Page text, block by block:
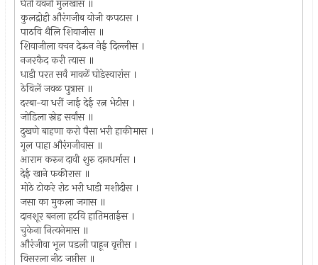
घेती यवनी मुलखास ॥
कुलद्रोही औरंगजीब योजी कपटास ।
पाठवि थैलि शिवाजीस ॥
शिवाजीला वचन देऊन नेई दिल्लीस ।
नजरकैद करी त्यास ॥
धाडी परत सर्वं मावळें घोडेस्वारांस ।
ठेविलें जवळ पुत्रास ॥
दरबा-या धरीं जाई देई रत्न भेटीस ।
जोडिला स्नेह सर्वांस ॥
दुखणे बाहणा करो पैसा भरी हाकीमास ।
गूल पाहा औरंगजीवास ॥
आराम करुन दावी शुरु दानधर्मास ।
देई खाने फकीरास ॥
मोठे टोकरे रोट भरी धाडी मशीदीस ।
जसा का मुकला जगास ॥
दानशूर बनला हटवि हातिमताईस ।
चुकेना नित्यनेमास ॥
औरंजीवा भूल पडली पाहून वृत्तीस ।
विसरला नीट जप्तीस ॥